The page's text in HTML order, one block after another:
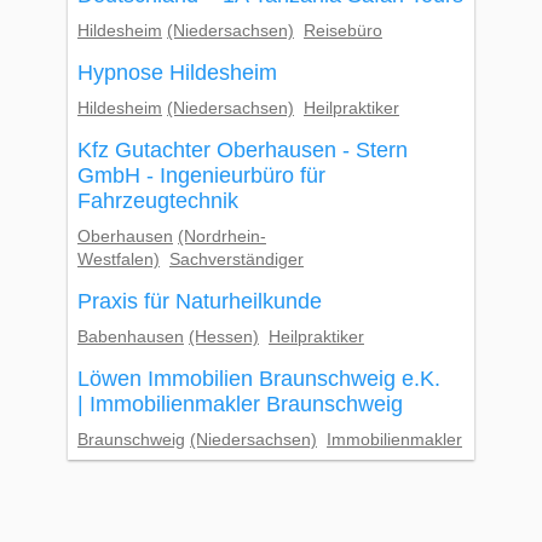
Hildesheim (Niedersachsen) Reisebüro
Hypnose Hildesheim
Hildesheim (Niedersachsen) Heilpraktiker
Kfz Gutachter Oberhausen - Stern
GmbH - Ingenieurbüro für
Fahrzeugtechnik
Oberhausen (Nordrhein-
Westfalen)
Sachverständiger
Praxis für Naturheilkunde
Babenhausen (Hessen) Heilpraktiker
Löwen Immobilien Braunschweig e.K.
| Immobilienmakler Braunschweig
Braunschweig (Niedersachsen) Immobilienmakler